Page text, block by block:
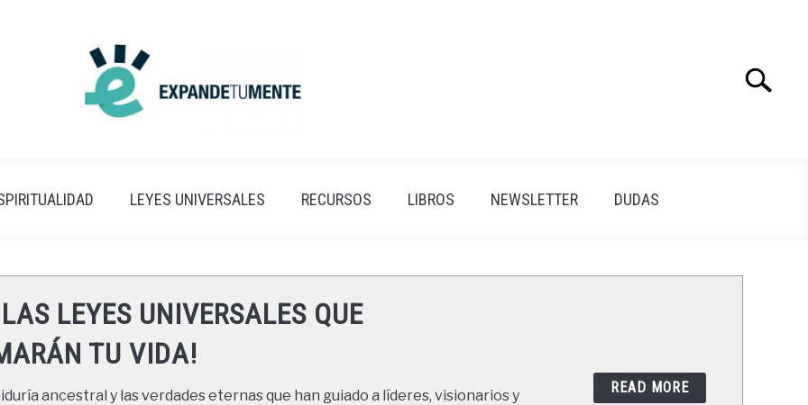
Search
LEYES UNIVERSALES RECURSOS LIBROS NEWSLETTER DUDAS
LEYES UNIVERSALES QUE
TU VIDA!
ancestral y las verdades eternas que han guiado a líderes, visionarios y
READ MORE